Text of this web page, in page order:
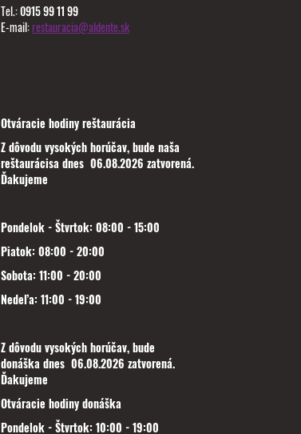
Tel.:0915 99 11 99
E-mail:restauracia@aldente.sk
Otváracie hodiny reštaurácia
Z dôvodu vysokých horúčav, bude naša
reštaurácisa dnes 06.08.2026 zatvorená.
Ďakujeme
Pondelok - Štvrtok: 08:00 - 15:00
Piatok: 08:00 - 20:00
Sobota: 11:00 - 20:00
Nedeľa: 11:00 - 19:00
Z dôvodu vysokých horúčav, bude
donáška dnes 06.08.2026 zatvorená.
Ďakujeme
Otváracie hodiny donáška
Pondelok - Štvrtok: 10:00 - 19:00